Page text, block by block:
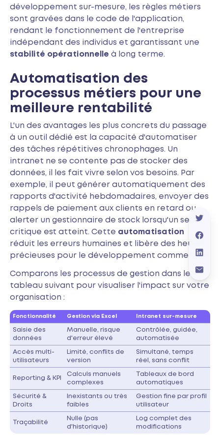
développement sur-mesure, les règles métiers
sont gravées dans le code de l'application,
rendant le fonctionnement de l'entreprise
indépendant des individus et garantissant une
stabilité opérationnelle à long terme.
Automatisation des
processus métiers pour une
meilleure rentabilité
L'un des avantages les plus concrets du passage
à un outil dédié est la capacité d'automatiser
des tâches répétitives chronophages. Un
intranet ne se contente pas de stocker des
données, il les fait vivre selon vos besoins. Par
exemple, il peut générer automatiquement des
rapports d'activité hebdomadaires, envoyer des
rappels de paiement aux clients en retard ou
alerter un gestionnaire de stock lorsqu'un seuil
critique est atteint. Cette automatisation
réduit les erreurs humaines et libère des heures
précieuses pour le développement commercial.
Comparons les processus de gestion dans le
tableau suivant pour visualiser l'impact sur votre
organisation :
Fonctionnalité Gestion via Excel Intranet sur-mesure
Saisie des
données
Manuelle, risque
d'erreur élevé
Contrôlée, guidée,
automatisée
Accès multi-
utilisateurs
Limité, conflits de
version
Simultané, temps
réel, sans conflit
Reporting & KPI
Calculs manuels
complexes
Tableaux de bord
automatiques
Sécurité &
Droits
Inexistants ou très
faibles
Gestion fine par profil
utilisateur
Traçabilité
Nulle (pas
d'historique)
Log complet des
modifications